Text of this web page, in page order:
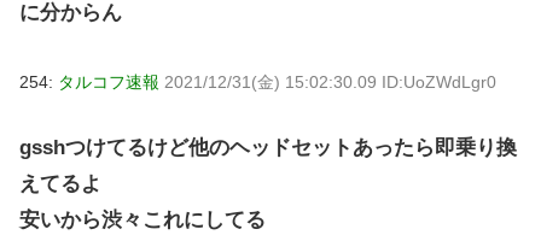
に分からん
254: タルコフ速報 2021/12/31(金) 15:02:30.09 ID:UoZWdLgr0
gsshつけてるけど他のヘッドセットあったら即乗り換
えてるよ
安いから渋々これにしてる